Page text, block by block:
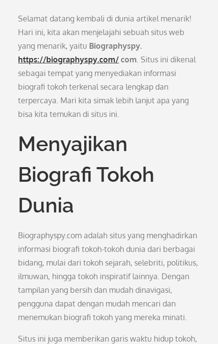
Selamat datang kembali di dunia artikel menarik!
Hari ini, kita akan menjelajahi sebuah situs web
yang menarik, yaitu Biographyspy.
https://biographyspy.com/ com. Situs ini dikenal
sebagai tempat yang menyediakan informasi
biografi tokoh terkenal secara lengkap dan
terpercaya. Mari kita simak lebih lanjut apa yang
bisa kita temukan di situs ini.
Menyajikan
Biografi Tokoh
Dunia
Biographyspy.com adalah situs yang menghadirkan
informasi biografi tokoh-tokoh dunia dari berbagai
bidang, mulai dari tokoh sejarah, selebriti, politikus,
ilmuwan, hingga tokoh inspiratif lainnya. Dengan
tampilan yang bersih dan mudah dinavigasi,
pengguna dapat dengan mudah mencari dan
menemukan biografi tokoh yang mereka minati.
Situs ini juga memberikan garis waktu hidup tokoh,